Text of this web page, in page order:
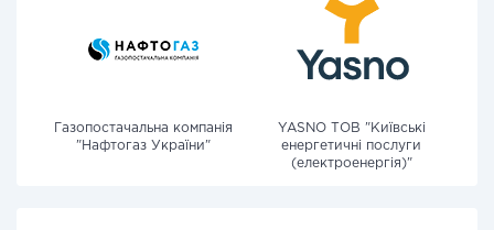
Газопостачальна компанія
"Нафтогаз України"
YASNO ТОВ "Київські
енергетичні послуги
(електроенергія)"